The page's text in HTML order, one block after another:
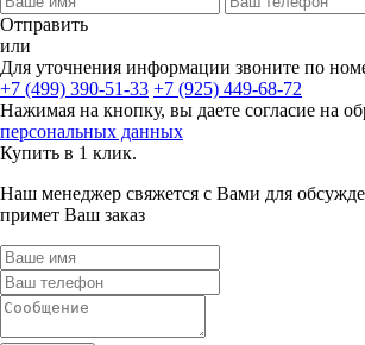
Отправить
или
Для уточнения информации звоните по
+7 (499) 390-51-33 +7 (925) 449-68-72
Нажимая на кнопку, вы даете согласие на
персональных данных
Купить в 1 клик.
Наш менеджер свяжется с Вами для
примет Ваш заказ